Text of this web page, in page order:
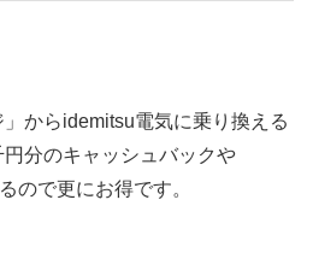
」からidemitsu電気に乗り換える
分のキャッシュバックや
ので更にお得です。